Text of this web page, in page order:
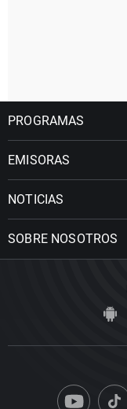
PROGRAMAS
EMISORAS
NOTICIAS
SOBRE NOSOTROS